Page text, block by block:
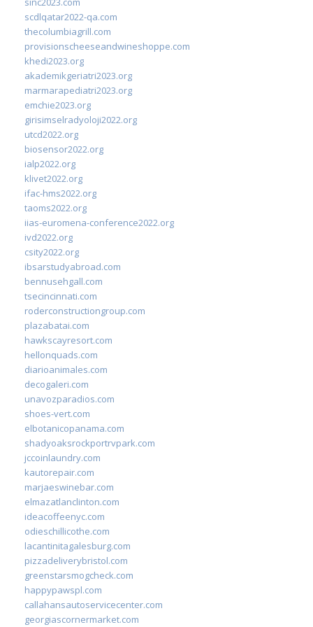
scdlqatar2022-qa.com
thecolumbiagrill.com
provisionscheeseandwineshoppe.com
khedi2023.org
akademikgeriatri2023.org
marmarapediatri2023.org
emchie2023.org
girisimselradyoloji2022.org
utcd2022.org
biosensor2022.org
ialp2022.org
klivet2022.org
ifac-hms2022.org
taoms2022.org
iias-euromena-conference2022.org
ivd2022.org
csity2022.org
ibsarstudyabroad.com
bennusehgall.com
tsecincinnati.com
roderconstructiongroup.com
plazabatai.com
hawkscayresort.com
hellonquads.com
diarioanimales.com
decogaleri.com
unavozparadios.com
shoes-vert.com
elbotanicopanama.com
shadyoaksrockportrvpark.com
jccoinlaundry.com
kautorepair.com
marjaeswinebar.com
elmazatlanclinton.com
ideacoffeenyc.com
odieschillicothe.com
lacantinitagalesburg.com
pizzadeliverybristol.com
greenstarsmogcheck.com
happypawspl.com
callahansautoservicecenter.com
georgiascornermarket.com